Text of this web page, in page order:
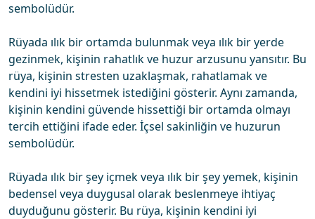
sembolüdür.
Rüyada ılık bir ortamda bulunmak veya ılık bir yerde
gezinmek, kişinin rahatlık ve huzur arzusunu yansıtır. Bu
rüya, kişinin stresten uzaklaşmak, rahatlamak ve
kendini iyi hissetmek istediğini gösterir. Aynı zamanda,
kişinin kendini güvende hissettiği bir ortamda olmayı
tercih ettiğini ifade eder. İçsel sakinliğin ve huzurun
sembolüdür.
Rüyada ılık bir şey içmek veya ılık bir şey yemek, kişinin
bedensel veya duygusal olarak beslenmeye ihtiyaç
duyduğunu gösterir. Bu rüya, kişinin kendini iyi